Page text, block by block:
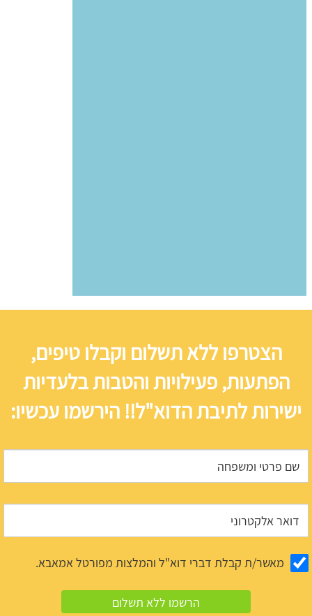
הצטרפו ללא תשלום וקבלו טיפים,
הפתעות, פעילויות והטבות בלעדיות
ישירות לתיבת הדוא"ל!! הירשמו עכשיו:
מאשר/ת קבלת דברי דוא"ל והמלצות מפורטל אמאבא.